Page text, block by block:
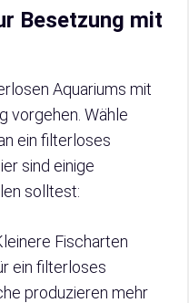
Besetzung mit
Aquariums mit
vorgehen. Wähle
ein filterloses
sind einige
solltest:
Fischarten
ein filterloses
produzieren mehr